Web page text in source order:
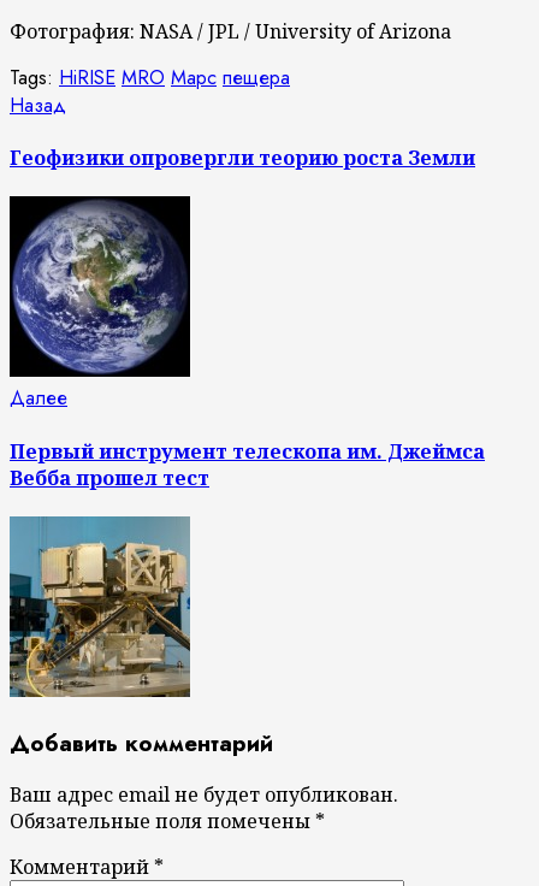
Фотография: NASA / JPL / University of Arizona
Tags: HiRISE MRO Марс пещера
Продолжить
чтение
Назад
Геофизики опровергли теорию роста Земли
ДалееСледующая
Первый инструмент телескопа им. Джеймса
Вебба прошел тест
Добавить комментарий
Ваш адрес email не будет опубликован.
Обязательные поля помечены *
Комментарий *